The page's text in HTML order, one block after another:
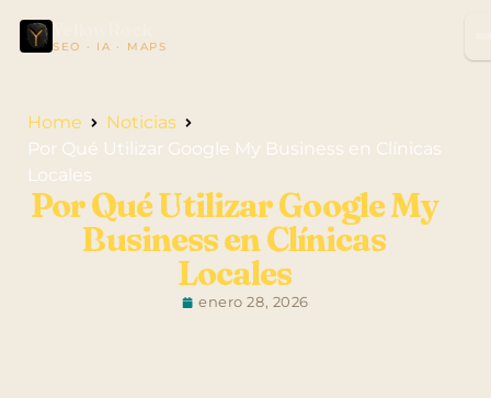
SEO · IA · MAPS
Home
Noticias
Por Qué Utilizar Google My Business en Clínicas
Locales
Por Qué Utilizar Google My
Business en Clínicas
Locales
enero 28, 2026